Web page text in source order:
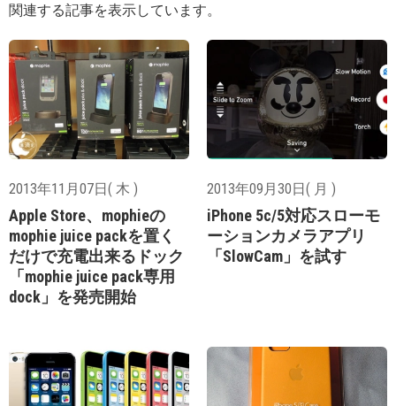
関連する記事を表示しています。
2013年11月07日( 木 )
Apple Store、mophieの
mophie juice packを置く
だけで充電出来るドック
「mophie juice pack専用
dock」を発売開始
2013年09月30日( 月 )
iPhone 5c/5対応スローモ
ーションカメラアプリ
「SlowCam」を試す